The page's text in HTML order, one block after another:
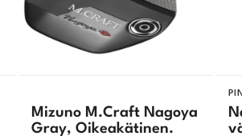
Mizuno M.Craft Nagoya
Gray, Oikeakätinen.